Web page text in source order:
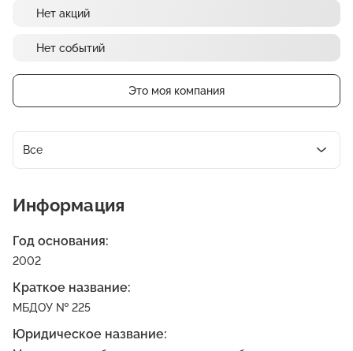
Нет акций
Нет событий
Это моя компания
Все
Информация
Год основания:
2002
Краткое название:
МБДОУ № 225
Юридическое название: